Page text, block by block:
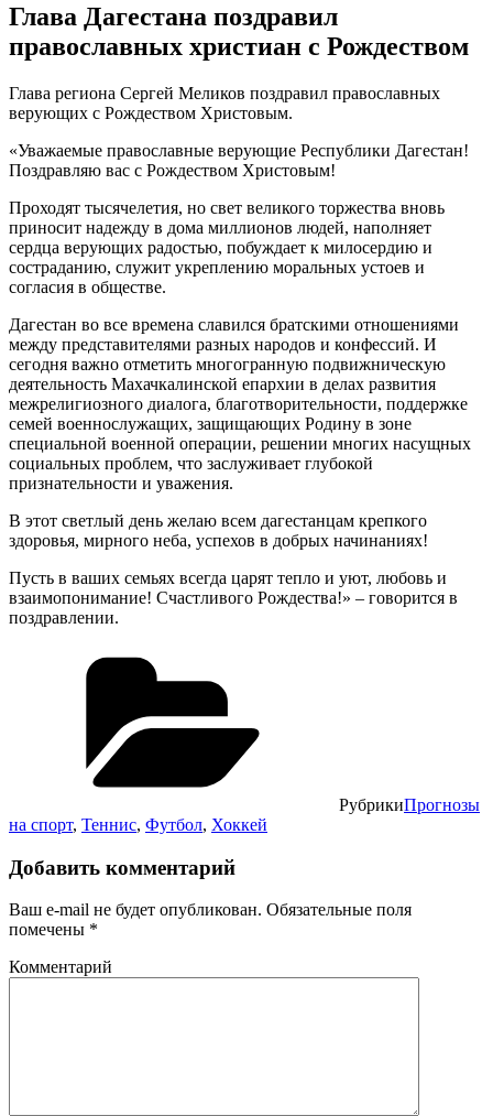
Глава Дагестана поздравил
православных христиан с Рождеством
Глава региона Сергей Меликов поздравил православных
верующих с Рождеством Христовым.
«Уважаемые православные верующие Республики Дагестан!
Поздравляю вас с Рождеством Христовым!
Проходят тысячелетия, но свет великого торжества вновь
приносит надежду в дома миллионов людей, наполняет
сердца верующих радостью, побуждает к милосердию и
состраданию, служит укреплению моральных устоев и
согласия в обществе.
Дагестан во все времена славился братскими отношениями
между представителями разных народов и конфессий. И
сегодня важно отметить многогранную подвижническую
деятельность Махачкалинской епархии в делах развития
межрелигиозного диалога, благотворительности, поддержке
семей военнослужащих, защищающих Родину в зоне
специальной военной операции, решении многих насущных
социальных проблем, что заслуживает глубокой
признательности и уважения.
В этот светлый день желаю всем дагестанцам крепкого
здоровья, мирного неба, успехов в добрых начинаниях!
Пусть в ваших семьях всегда царят тепло и уют, любовь и
взаимопонимание! Счастливого Рождества!» – говорится в
поздравлении.
РубрикиПрогнозы
на спорт, Теннис, Футбол, Хоккей
Добавить комментарий
Ваш e-mail не будет опубликован. Обязательные поля
помечены *
Комментарий